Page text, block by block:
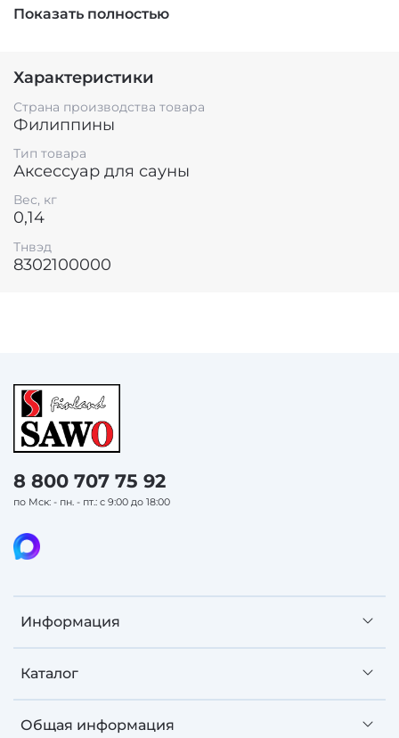
дополняет общий замысел интерьера.
производителя Sawo уже долгое время
удерживают лидерство в данном рыночном
сегменте. Огромный ассортимент позволяет
выбрать оптимальный вариант согласно вашим
продуманность каждой детали будут доставлять
особое удовольствие от пользования дверью
многие годы.
Показать полностью
Характеристики
Страна производства товара
Филиппины
Тип товара
Аксессуар для сауны
Вес, кг
0,14
Тнвэд
8302100000
Информация
Каталог
Общая информация
8 800 707 75 92
по Мск: - пн. - пт.: с 9:00 до 18:00